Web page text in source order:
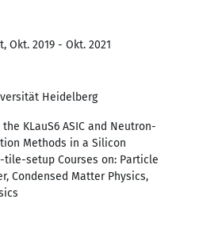
Okt. 2019 - Okt. 2021
Heidelberg
KLauS6 ASIC and Neutron-
Methods in a Silicon
setup Courses on: Particle
Condensed Matter Physics,